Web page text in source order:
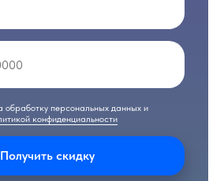
обработку персональных данных и
конфиденциальности
Получить скидку